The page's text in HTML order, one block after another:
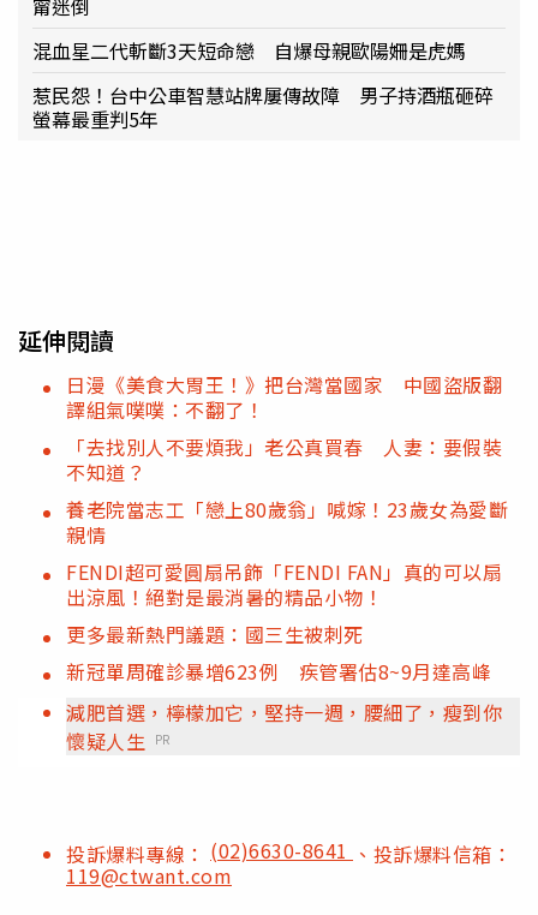
甯迷倒
混血星二代斬斷3天短命戀 自爆母親歐陽姍是虎媽
惹民怨！台中公車智慧站牌屢傳故障 男子持酒瓶砸碎
螢幕最重判5年
延伸閱讀
日漫《美食大胃王！》把台灣當國家 中國盜版翻
譯組氣噗噗：不翻了！
「去找別人不要煩我」老公真買春 人妻：要假裝
不知道？
養老院當志工「戀上80歲翁」喊嫁！23歲女為愛斷
親情
FENDI超可愛圓扇吊飾「FENDI FAN」真的可以扇
出涼風！絕對是最消暑的精品小物！
更多最新熱門議題：國三生被刺死
新冠單周確診暴增623例 疾管署估8~9月達高峰
減肥首選，檸檬加它，堅持一週，腰細了，瘦到你
懷疑人生 PR
投訴爆料專線： (02)6630-8641 、投訴爆料信箱：
119@ctwant.com